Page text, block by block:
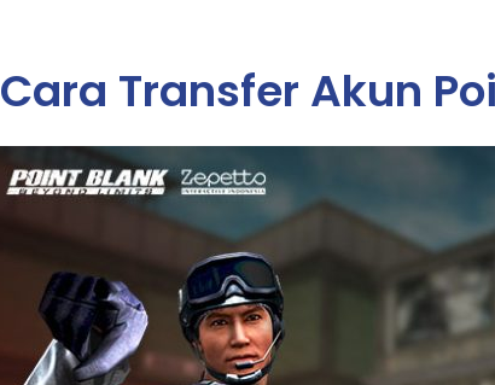
Cara Transfer Akun